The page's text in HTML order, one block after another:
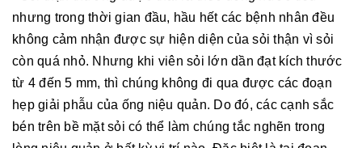
nhưng trong thời gian đầu, hầu hết các bệnh nhân đều
không cảm nhận được sự hiện diện của sỏi thận vì sỏi
còn quá nhỏ. Nhưng khi viên sỏi lớn dần đạt kích thước
từ 4 đến 5 mm, thì chúng không đi qua được các đoạn
hẹp giải phẫu của ống niệu quản. Do đó, các cạnh sắc
bén trên bề mặt sỏi có thể làm chúng tắc nghẽn trong